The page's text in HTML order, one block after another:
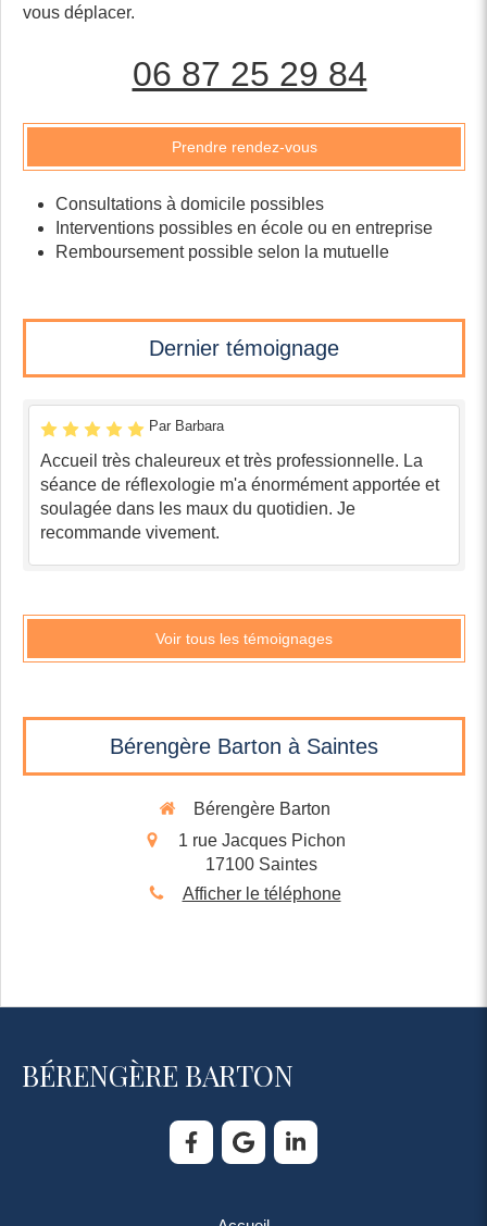
vous déplacer.
06 87 25 29 84
Prendre rendez-vous
Consultations à domicile possibles
Interventions possibles en école ou en entreprise
Remboursement possible selon la mutuelle
Dernier témoignage
Par Barbara
Accueil très chaleureux et très professionnelle. La
séance de réflexologie m'a énormément apportée et
soulagée dans les maux du quotidien. Je
recommande vivement.
Voir tous les témoignages
Bérengère Barton à Saintes
Bérengère Barton
1 rue Jacques Pichon
17100 Saintes
Afficher le téléphone
BÉRENGÈRE BARTON